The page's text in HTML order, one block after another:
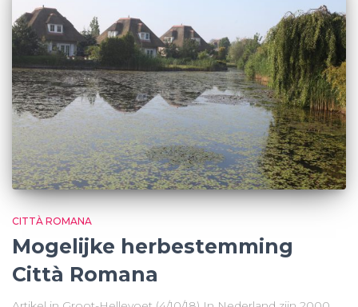
CITTÀ ROMANA
Mogelijke herbestemming
Città Romana